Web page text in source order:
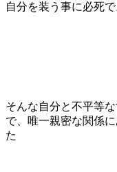
自分を装う事に必死で
そんな自分と不平等
で、唯一親密な関係
た